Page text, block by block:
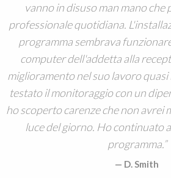
vanno in disuso man mano che
professionale quotidiana.
programma sembrava
computer dell'addetta alla
miglioramento nel suo lavoro
testato il monitoraggio con un
ho scoperto carenze che non avrei
luce del giorno. Ho continuato
programma.
D. Smith